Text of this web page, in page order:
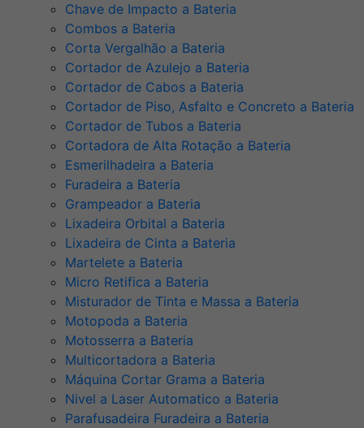
Chave de Impacto a Bateria
Combos a Bateria
Corta Vergalhão a Bateria
Cortador de Azulejo a Bateria
Cortador de Cabos a Bateria
Cortador de Piso, Asfalto e Concreto a Bateria
Cortador de Tubos a Bateria
Cortadora de Alta Rotação a Bateria
Esmerilhadeira a Bateria
Furadeira a Bateria
Grampeador a Bateria
Lixadeira Orbital a Bateria
Lixadeira de Cinta a Bateria
Martelete a Bateria
Micro Retifica a Bateria
Misturador de Tinta e Massa a Bateria
Motopoda a Bateria
Motosserra a Bateria
Multicortadora a Bateria
Máquina Cortar Grama a Bateria
Nivel a Laser Automatico a Bateria
Parafusadeira Furadeira a Bateria